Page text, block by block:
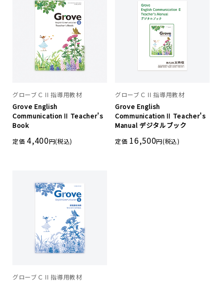
グローブＣ II 指導用教材
Grove English
CommunicationⅡ Teacher's
Book
定価4,400円(税込)
グローブＣ II 指導用教材
Grove English
CommunicationⅡ Teacher's
Manual デジタルブック
定価 16,500円(税込)
グローブＣ II 指導用教材